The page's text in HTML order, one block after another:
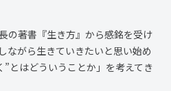
の著書『生き方』から感銘を受け
ながら生きていきたいと思い始め
とはどういうことか」を考えてき